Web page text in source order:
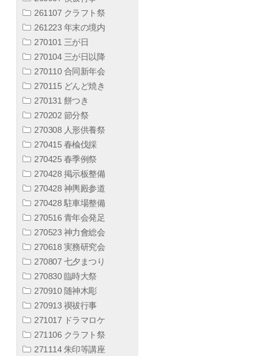
261107 クラフト祭
261223 年末の境内
270101 三が日
270104 三が日以降
270110 合同新年会
270115 どんど焼き
270131 餅つき
270202 節分祭
270308 人形供養祭
270415 春楡伐採
270425 春季例祭
270428 掲示板整備
270428 神輿殿参道
270428 駐車場整備
270516 青年会発足
270523 神力會総会
270618 実務研究会
270807 七夕まつり
270830 臨時大祭
270910 随神木彫
270913 禊祓行事
271017 ドラマロケ
271106 クラフト祭
271114 朱印等講座